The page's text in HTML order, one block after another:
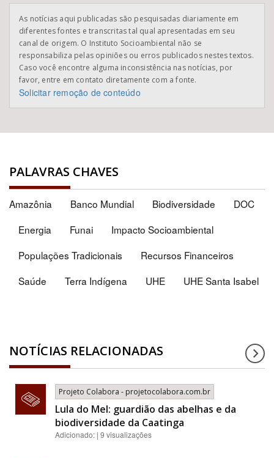
As notícias aqui publicadas são pesquisadas diariamente em
diferentes fontes e transcritas tal qual apresentadas em seu
canal de origem. O Instituto Socioambiental não se
responsabiliza pelas opiniões ou erros publicados nestes textos.
Caso você encontre alguma inconsistência nas notícias, por
favor, entre em contato diretamente com a fonte.
Solicitar remoção de conteúdo
PALAVRAS CHAVES
Amazônia Banco Mundial Biodiversidade
DOC
Energia
Funai
Impacto Socioambiental
Populações Tradicionais
Recursos Financeiros
Saúde
Terra Indígena UHE UHE Santa Isabel
NOTÍCIAS RELACIONADAS
Projeto Colabora - projetocolabora.com.br
Lula do Mel: guardião das abelhas e da
biodiversidade da Caatinga
Adicionado: | 9 visualizações